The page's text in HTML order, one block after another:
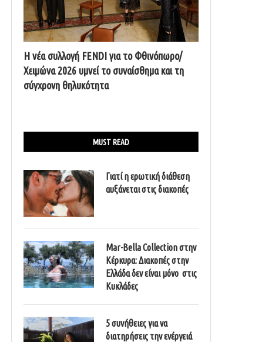
Η νέα συλλογή FENDI για το Φθινόπωρο/
Χειμώνα 2026 υμνεί το συναίσθημα και τη
σύγχρονη θηλυκότητα
MUST READ
Γιατί η ερωτική διάθεση
αυξάνεται στις διακοπές
Mar-Bella Collection στην
Κέρκυρα: Διακοπές στην
Ελλάδα δεν είναι μόνο στις
Κυκλάδες
5 συνήθειες για να
διατηρήσεις την ενέργειά